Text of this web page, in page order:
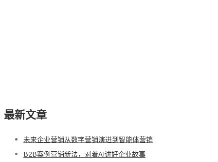
最新文章
未来企业营销从数字营销演进到智能体营销
B2B案例营销新法，对着AI讲好企业故事